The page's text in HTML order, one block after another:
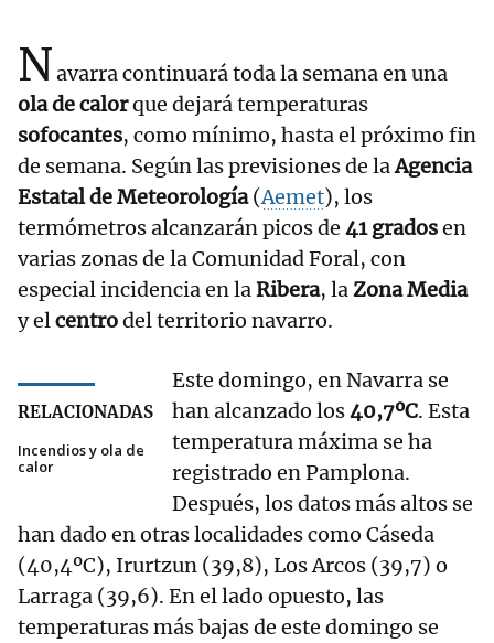
Navarra continuará toda la semana en una
ola de calorque dejará temperaturas
sofocantes, como mínimo, hasta el próximo fin
de semana. Según las previsiones de laAgencia
Estatal de Meteorología(Aemet), los
termómetros alcanzarán picos de 41 gradosen
varias zonas de la Comunidad Foral, con
especial incidencia en laRibera, laZona Media
y elcentrodel territorio navarro.
RELACIONADAS
Incendios y ola de
calor
Este domingo, en Navarra se
han alcanzado los40,7ºC. Esta
temperatura máxima se ha
registrado en Pamplona.
Después, los datos más altos se
han dado en otras localidades como Cáseda
(40,4ºC), Irurtzun (39,8), Los Arcos (39,7) o
Larraga (39,6). En el lado opuesto, las
temperaturas más bajas de este domingo se